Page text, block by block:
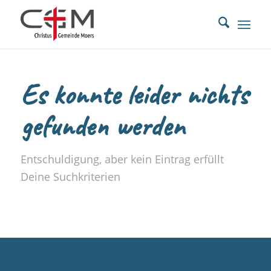
Es konnte leider nichts
gefunden werden
Entschuldigung, aber kein Eintrag erfüllt
Deine Suchkriterien